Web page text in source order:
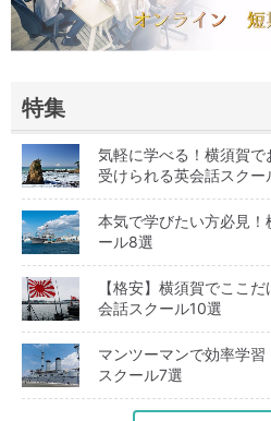
特集
気軽に学べる！横須賀
受けられる英会話スクー
本気で学びたい方必見
ール8選
【格安】横須賀でここ
会話スクール10選
マンツーマンで効率学
スクール7選